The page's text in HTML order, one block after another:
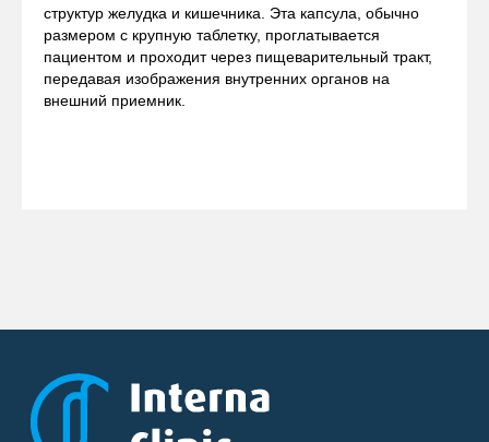
структур желудка и кишечника. Эта капсула, обычно
размером с крупную таблетку, проглатывается
пациентом и проходит через пищеварительный тракт,
передавая изображения внутренних органов на
внешний приемник.
Посмотреть на карте
248.
Правило возврата средств